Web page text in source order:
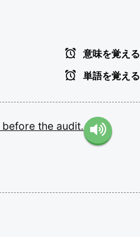
意味を覚える
単語を覚える
before the audit.